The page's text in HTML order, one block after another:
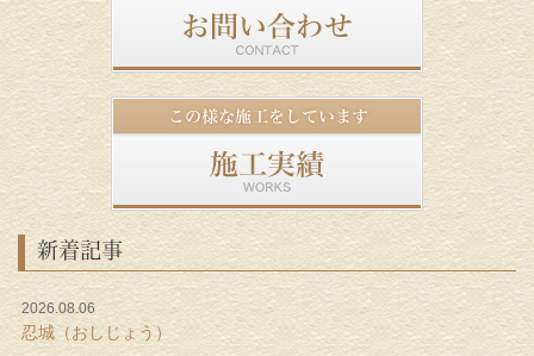
新着記事
2026.08.06
忍城（おしじょう）